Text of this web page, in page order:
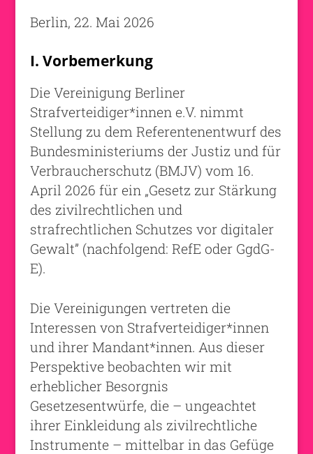
Berlin, 22. Mai 2026
I. Vorbemerkung
Die Vereinigung Berliner
Strafverteidiger*innen e.V. nimmt
Stellung zu dem Referentenentwurf des
Bundesministeriums der Justiz und für
Verbraucherschutz (BMJV) vom 16.
April 2026 für ein „Gesetz zur Stärkung
des zivilrechtlichen und
strafrechtlichen Schutzes vor digitaler
Gewalt” (nachfolgend: RefE oder GgdG-
E).
Die Vereinigungen vertreten die
Interessen von Strafverteidiger*innen
und ihrer Mandant*innen. Aus dieser
Perspektive beobachten wir mit
erheblicher Besorgnis
Gesetzesentwürfe, die – ungeachtet
ihrer Einkleidung als zivilrechtliche
Instrumente – mittelbar in das Gefüge